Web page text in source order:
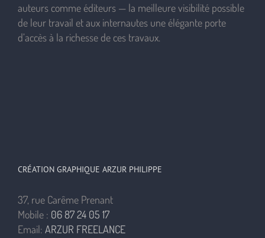
auteurs comme éditeurs — la meilleure visibilité possible
de leur travail et aux internautes une élégante porte
d’accès à la richesse de ces travaux.
CRÉATION GRAPHIQUE ARZUR PHILIPPE
37, rue Carême Prenant
Mobile : 06 87 24 05 17
Email: ARZUR FREELANCE